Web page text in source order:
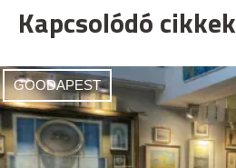
Kapcsolódó cikkek
GOODAPEST